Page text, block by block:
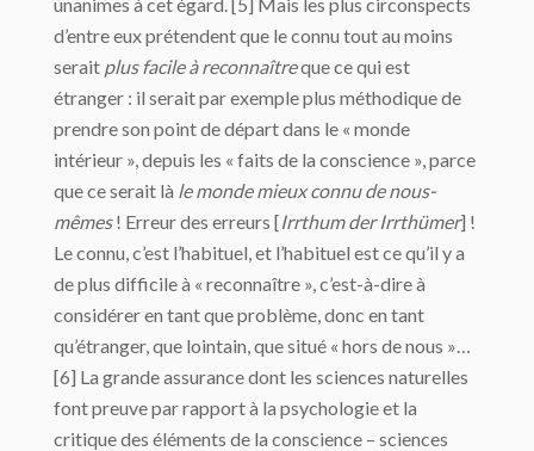
d’entre eux prétendent que le connu tout au moins
serait plus facile à reconnaîtreque ce qui est
étranger : il serait par exemple plus méthodique de
prendre son point de départ dans le « monde
intérieur », depuis les « faits de la conscience », parce
que ce serait là le monde mieux connu de nous-
mêmes! Erreur des erreurs [Irrthum der Irrthümer] !
Le connu, c’est l’habituel, et l’habituel est ce qu’il y a
de plus difficile à « reconnaître », c’est-à-dire à
considérer en tant que problème, donc en tant
qu’étranger, que lointain, que situé « hors de nous »…
[6] La grande assurance dont les sciences naturelles
font preuve par rapport à la psychologie et la
critique des éléments de la conscience – sciences